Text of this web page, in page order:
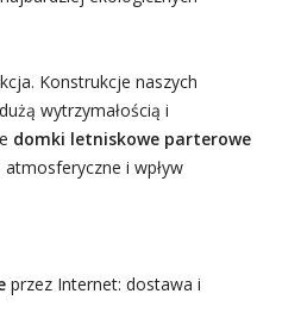
Konstrukcje naszych
wytrzymałością i
domki letniskowe parterowe
i wpływ
przez Internet: dostawa i